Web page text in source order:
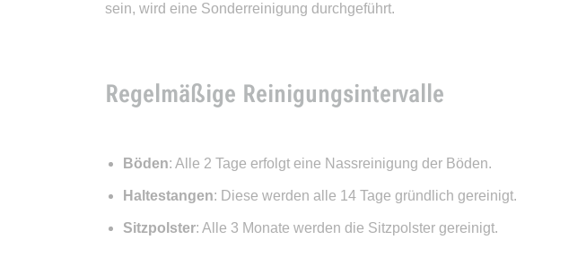
sein, wird eine Sonderreinigung durchgeführt.
Regelmäßige Reinigungsintervalle
Böden: Alle 2 Tage erfolgt eine Nassreinigung der Böden.
Haltestangen: Diese werden alle 14 Tage gründlich gereinigt.
Sitzpolster: Alle 3 Monate werden die Sitzpolster gereinigt.